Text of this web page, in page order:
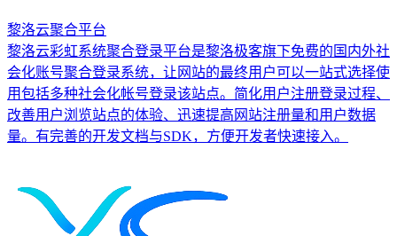
黎洛云聚合平台
黎洛云彩虹系统聚合登录平台是黎洛极客旗下免费的国内外社
会化账号聚合登录系统，让网站的最终用户可以一站式选择使
用包括多种社会化帐号登录该站点。简化用户注册登录过程、
改善用户浏览站点的体验、迅速提高网站注册量和用户数据
量。有完善的开发文档与SDK，方便开发者快速接入。